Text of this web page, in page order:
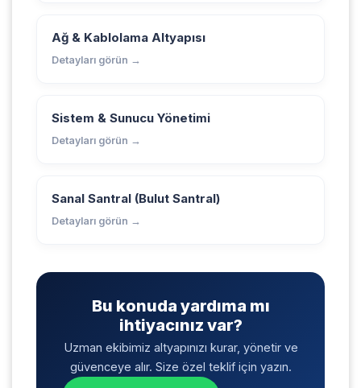
Ağ & Kablolama Altyapısı
Detayları görün →
Sistem & Sunucu Yönetimi
Detayları görün →
Sanal Santral (Bulut Santral)
Detayları görün →
Bu konuda yardıma mı
ihtiyacınız var?
Uzman ekibimiz altyapınızı kurar, yönetir ve
güvenceye alır. Size özel teklif için yazın.